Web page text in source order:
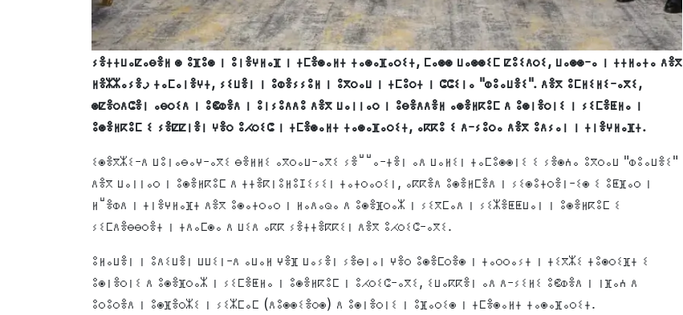
ⵢⴻⵜⵜⵡⴰⵇⴰⴱⴻⵍ ⵙ ⵓⴼⵓⵙ ⵏ ⵓⵏⴻⵖⵍⴰⴼ ⵏ ⵜⵎⴻⵙⴰⵍⵜ ⵜⴰⵙⴰⴼⴰⵔⵉⵜ, ⵎⴰⵙⵙ ⵡⴰⵙⵙⵉⵎ ⵇⵓⵉⴷⵔⵉ, ⵡⴰⵙⵙ-ⴰ ⵏ ⵜⵜⵍⴰⵜⴰ ⴷⴻⴳ
ⵍⴻⵣⵣⴰⵢⴻر ⵜⴰⵎⴰⵏⴻⵖⵜ, ⵢⵉⵡⴻⵏ ⵏ ⵓⵀⴻⵢⵢⵓⵍ ⵏ ⵓⴳⵔⴰⵡ ⵏ ⵜⵎⵓⵔⵜ ⵏ ⵛⵛⵉⵏⴰ "ⵀⵓⴰⵡⴻⵉ". ⴷⴻⴳ ⵓⵎⵍⵉⵍⵉ-ⴰⴳⵉ,
ⵙⵇⴻⵔⴷⵛⴻⵏ ⴰⴱⵔⵉⴷ ⵏ ⵓⵞⵀⴻⴷ ⵏ ⵓⵏⵢⵓⴷⴷⵓ ⴷⴻⴳ ⵡⴰⵏⵏⴰⵔ ⵏ ⵓⴱⴻⴷⴷⴻⵍ ⴰⵙⴻⵍⴽⵓⵎ ⴷ ⵓⵙⵏⴻⵔⵏⵉ ⵏ ⵢⵉⵎⴻⵟⵍⴰ ⵏ
ⵓⵙⴻⵍⴽⵓⵎ ⵉ ⵢⴻⵇⵇⵏⴻⵏ ⵖⴻⵔ ⵓⵃⵔⵉⵛ ⵏ ⵜⵎⴻⵙⴰⵍⵜ ⵜⴰⵙⴰⴼⴰⵔⵉⵜ, ⴰⴽⴽⵓ ⵉ ⴷ-ⵢⵓⵔⴰ ⴷⴻⴳ ⵓⴷⵢⴰⵏ ⵏ ⵜⵏⴻⵖⵍⴰⴼⵜ.
ⵉⵙⴻⴳⵣⵉ-ⴷ ⵡⵓⵏⴰⴱⴰⵖ-ⴰⴳⵉ ⴱⴻⵍⵍⵉ ⴰⴳⵔⴰⵡ-ⴰⴳⵉ ⵢⴻⵯⵯⴰ-ⵜⴻⵏ ⴰⴷ ⵡⴰⵍⵉⵏ ⵜⴰⵎⵓⵙⵙⵏⵉ ⵉ ⵢⴻⵙⵄⴰ ⵓⴳⵔⴰⵡ "ⵀⵓⴰⵡⴻⵉ"
ⴷⴻⴳ ⵡⴰⵏⵏⴰⵔ ⵏ ⵓⵙⴻⵍⴽⵓⵎ ⴷ ⵜⵜⴻⴽⵏⵓⵍⵓⵊⵉⵢⵉⵏ ⵜⴰⵜⵔⴰⵔⵉⵏ, ⴰⴽⴽⴻⴷ ⵓⵙⴻⵍⵎⴻⴷ ⵏ ⵢⵉⵙⵓⵜⵔⴻⵏ-ⵉⵙ ⵉ ⵓⵟⴼⴰⵔ ⵏ
ⵍⵯⴻⵀⴷ ⵏ ⵜⵏⴻⵖⵍⴰⴼⵜ ⴷⴻⴳ ⵓⵙⴰⵜⵔⴰⵔ ⵏ ⵍⴰⴷⴰⵕⴰ ⴷ ⵓⵙⴻⴼⵔⴰⵣ ⵏ ⵢⵉⴳⵎⴰⴷ ⵏ ⵢⵉⵣⴻⵟⵟⵡⴰⵏ ⵏ ⵓⵙⴻⵍⴽⵓⵎ ⵉ
ⵢⵉⵎⴷⴻⴱⴱⵔⴻⵜ ⵏ ⵜⴷⴰⵎⵙⴰ ⴷ ⵡⵉⴷ ⴰⴽⴽ ⵢⴻⵜⵜⴻⴽⴽⵉⵏ ⴷⴻⴳ ⵓⵃⵔⵉⵛ-ⴰⴳⵉ.
ⵓⵍⴰⵡⴻⵏ ⵏ ⵓⴷⵉⵡⴻⵏ ⵡⵡⵉⵏ-ⴷ ⴰⵡⴰⵍ ⵖⴻⴼ ⵡⴰⵢⴻⵏ ⵢⴻⴱⵏⴰⵏ ⵖⴻⵔ ⵓⵙⴻⵎⵔⴻⵙ ⵏ ⵜⴰⵔⵔⴰⵢⵜ ⵏ ⵜⵉⴳⵣⵉ ⵜⵓⵙⵔⵉⴼⵜ ⵉ
ⵓⵙⵏⴻⵔⵏⵉ ⴷ ⵓⵙⴻⴼⵔⴰⵣ ⵏ ⵢⵉⵎⴻⵟⵍⴰ ⵏ ⵓⵙⴻⵍⴽⵓⵎ ⵏ ⵓⵃⵔⵉⵛ-ⴰⴳⵉ, ⵉⵡⴰⴽⴽⴻⵏ ⴰⴷ ⴷ-ⵢⵉⵍⵉ ⵓⵞⵀⴻⴷ ⵏ ⵏⴼⴰⵄ ⴷ
ⵓⵔⵓⵔⴻⴷ ⵏ ⵓⵙⴼⴻⵔⵣⵉ ⵏ ⵢⵉⵣⵎⴰⵎ (ⴷⵓⵙⵙⵉⴻⵔⵙ) ⴷ ⵓⵙⵏⴻⵔⵏⵉ ⵏ ⵓⴼⴰⵔⵉⵙ ⵏ ⵜⵎⴻⵙⴰⵍⵜ ⵜⴰⵙⴰⴼⴰⵔⵉⵜ.